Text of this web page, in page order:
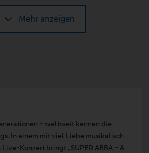
Mehr anzeigen
– weltweit kennen die
In einem mit viel Liebe musikalisch
Konzert bringt „SUPER ABBA – A